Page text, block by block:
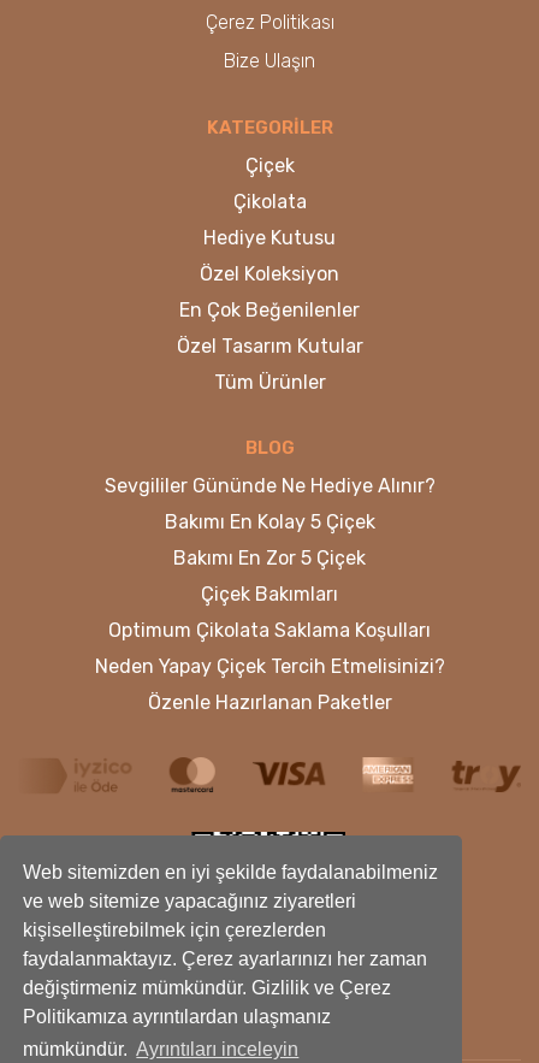
Web sitemizden en iyi şekilde faydalanabilmeniz
ve web sitemize yapacağınız ziyaretleri
kişiselleştirebilmek için çerezlerden
faydalanmaktayız. Çerez ayarlarınızı her zaman
değiştirmeniz mümkündür. Gizlilik ve Çerez
Politikamıza ayrıntılardan ulaşmanız
mümkündür. Ayrıntıları inceleyin
Çerez Politikası
Bize Ulaşın
KATEGORİLER
Çiçek
Çikolata
Hediye Kutusu
Özel Koleksiyon
En Çok Beğenilenler
Özel Tasarım Kutular
Tüm Ürünler
BLOG
Sevgililer Gününde Ne Hediye Alınır?
Bakımı En Kolay 5 Çiçek
Bakımı En Zor 5 Çiçek
Çiçek Bakımları
Optimum Çikolata Saklama Koşulları
Neden Yapay Çiçek Tercih Etmelisinizi?
Özenle Hazırlanan Paketler